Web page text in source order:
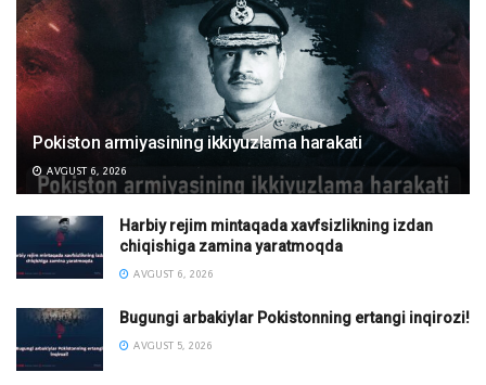
Pokiston armiyasining ikkiyuzlama harakati
AVGUST 6, 2026
Harbiy rejim mintaqada xavfsizlikning izdan
chiqishiga zamina yaratmoqda
AVGUST 6, 2026
Bugungi arbakiylar Pokistonning ertangi inqirozi!
AVGUST 5, 2026